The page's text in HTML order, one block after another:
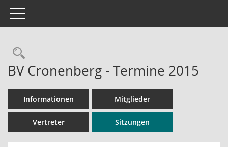
Toggle navigation
Rechercheauswahl
BV Cronenberg - Termine 2015
Informationen Mitglieder
Vertreter Sitzungen